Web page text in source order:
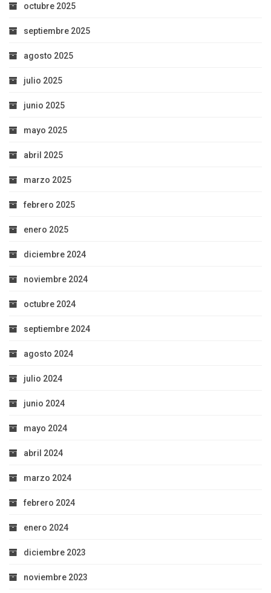
octubre 2025
septiembre 2025
agosto 2025
julio 2025
junio 2025
mayo 2025
abril 2025
marzo 2025
febrero 2025
enero 2025
diciembre 2024
noviembre 2024
octubre 2024
septiembre 2024
agosto 2024
julio 2024
junio 2024
mayo 2024
abril 2024
marzo 2024
febrero 2024
enero 2024
diciembre 2023
noviembre 2023